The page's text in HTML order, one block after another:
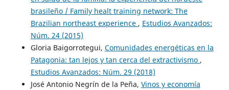
brasileño / Family healt training network: The
Brazilian northeast experience , Estudios Avanzados:
Núm. 24 (2015)
Gloria Baigorrotegui, Comunidades energéticas en la
Patagonia: tan lejos y tan cerca del extractivismo ,
Estudios Avanzados: Núm. 29 (2018)
José Antonio Negrín de la Peña, Vinos y economía